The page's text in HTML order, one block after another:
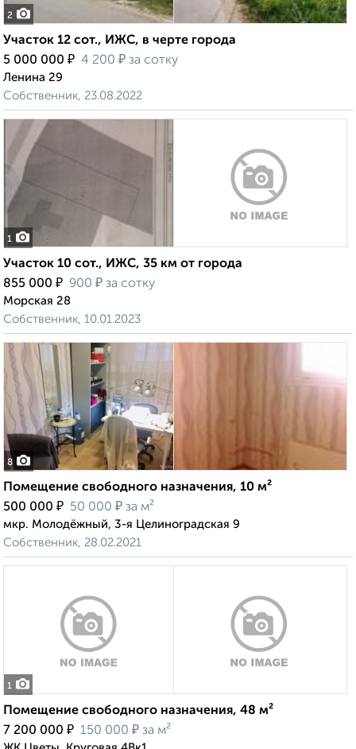
2
Участок 12 сот., ИЖС, в черте города
5 000 000 ₽ 4 200 ₽ за сотку
Ленина 29
Собственник, 23.08.2022
1
Участок 10 сот., ИЖС, 35 км от города
855 000 ₽ 900 ₽ за сотку
Морская 28
Собственник, 10.01.2023
8
Помещение свободного назначения, 10 м²
500 000 ₽ 50 000 ₽ за м²
мкр. Молодёжный, 3-я Целиноградская 9
Собственник, 28.02.2021
1
Помещение свободного назначения, 48 м²
7 200 000 ₽ 150 000 ₽ за м²